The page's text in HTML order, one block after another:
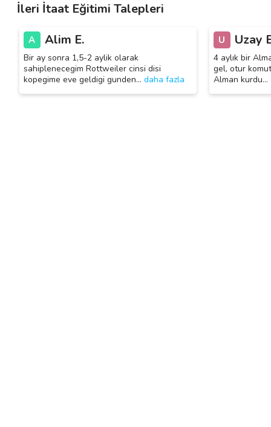
İleri İtaat Eğitimi Talepleri
A Alim E.
Bir ay sonra 1,5-2 aylik olarak
sahiplenecegim Rottweiler cinsi disi
kopegime eve geldigi gunden… daha fazla
U Uzay
4 aylık bir
gel, otur
Alman kurdu…